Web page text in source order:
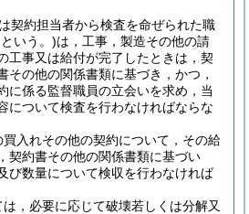
契約担当者から検査を命ぜられた職
いう。)は，工事，製造その他の請
工事又は給付が完了したときは，契
その他の関係書類に基づき，かつ，
に係る監督職員の立会いを求め，当
について検査を行わなければならな
入れその他の契約について，その給
契約書その他の関係書類に基づい
び数量について検収を行わなければ
，必要に応じて破壊若しくは分解又